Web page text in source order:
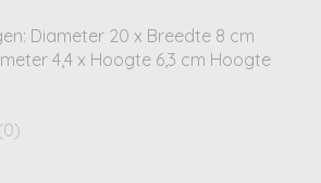
Diameter 20 x Breedte 8 cm
4,4 x Hoogte 6,3 cm Hoogte
dit product is